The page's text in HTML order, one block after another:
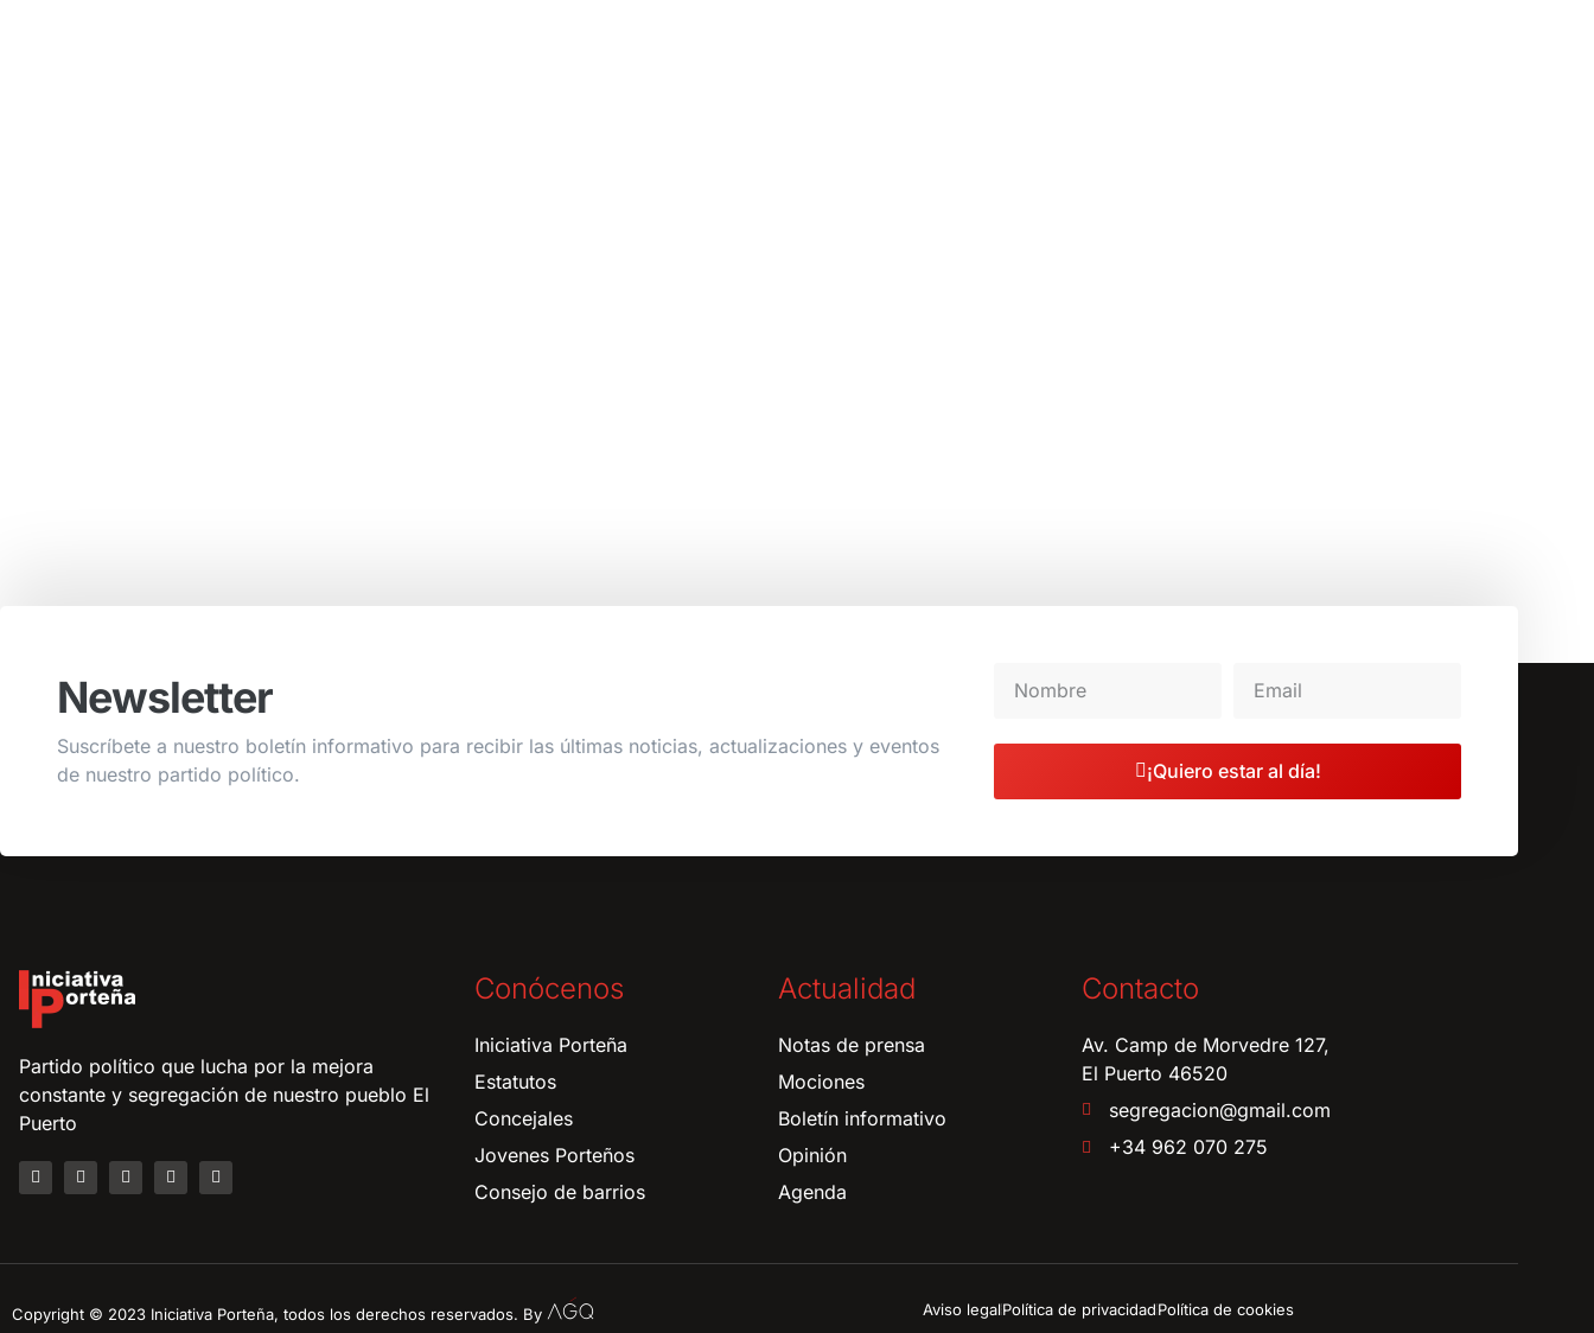
Newsletter
Suscríbete a nuestro boletín informativo para recibir las últimas noticias, actualizaciones y eventos
de nuestro partido político.
¡Quiero estar al día!
Partido político que lucha por la mejora
constante y segregación de nuestro pueblo El
Puerto
Conócenos
Iniciativa Porteña
Estatutos
Concejales
Jovenes Porteños
Consejo de barrios
Actualidad
Notas de prensa
Mociones
Boletín informativo
Opinión
Agenda
Contacto
Av. Camp de Morvedre 127,
El Puerto 46520
segregacion@gmail.com
+34 962 070 275
Copyright © 2023 Iniciativa Porteña, todos los derechos reservados. By Aviso legalPolítica de privacidadPolítica de cookies